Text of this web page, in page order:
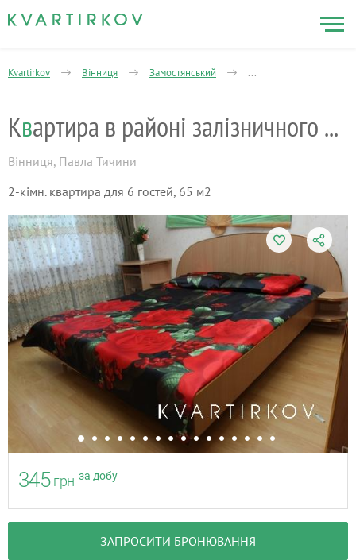
Kvartirkov Вінниця Замостянський Замостянский
Кв артира в районі залізничного вокзалу
Вінниця, Павла Тичини
2-кімн. квартира для 6 гостей, 65 м2
345 грн за добу
ЗАПРОСИТИ БРОНЮВАННЯ